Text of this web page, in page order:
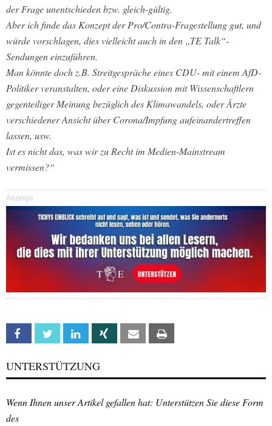
der Frage unentschieden bzw. gleich-gültig.
Aber ich finde das Konzept der Pro/Contra-Fragestellung gut, und
würde vorschlagen, dies vielleicht auch in den „TE Talk“-
Sendungen einzuführen.
Man könnte doch z.B. Streitgespräche eines CDU- mit einem AfD-
Politiker veranstalten, oder eine Diskussion mit Wissenschaftlern
gegenteiliger Meinung bezüglich des Klimawandels, oder Ärzte
verschiedener Ansicht über Corona/Impfung aufeinandertreffen
lassen, usw.
Ist es nicht das, was wir zu Recht im Medien-Mainstream
vermissen?“
Anzeige
Facebook Twitter Linkedin Xing Email
UNTERSTÜTZUNG
Wenn Ihnen unser Artikel gefallen hat: Unterstützen Sie diese Form
des